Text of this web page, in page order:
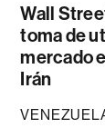
Wall
toma de
mercado
Irán